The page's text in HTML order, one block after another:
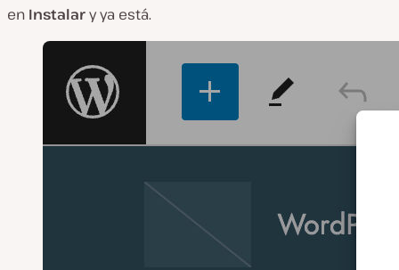
en Instalary ya está.